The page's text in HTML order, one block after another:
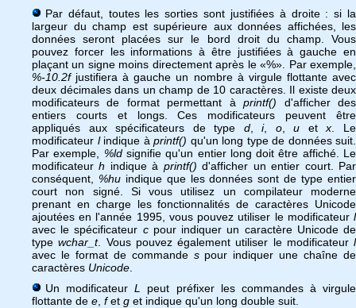
Par défaut, toutes les sorties sont justifiées à droite : si la
largeur du champ est supérieure aux données affichées, les
données seront placées sur le bord droit du champ. Vous
pouvez forcer les informations à être justifiées à gauche en
plaçant un signe moins directement après le «%». Par exemple,
%-10.2fjustifiera à gauche un nombre à virgule flottante avec
deux décimales dans un champ de 10 caractères. Il existe deux
modificateurs de format permettant àprintf() d'afficher des
entiers courts et longs. Ces modificateurs peuvent être
appliqués aux spécificateurs de type d,i, o,u etx . Le
modificateur lindique à printf() qu'un long type de données suit.
Par exemple, %ldsignifie qu'un entier long doit être affiché. Le
modificateurh indique à printf() d'afficher un entier court. Par
conséquent, %huindique que les données sont de type entier
court non signé. Si vous utilisez un compilateur moderne
prenant en charge les fonctionnalités de caractères Unicode
ajoutées en l'année 1995, vous pouvez utiliser le modificateur l
avec le spécificateur cpour indiquer un caractère Unicode de
typewchar_t. Vous pouvez également utiliser le modificateur l
avec le format de commande spour indiquer une chaîne de
caractères Unicode
Un modificateurL
peut préfixer les commandes à virgule
flottante de e fet g et indique qu'un long double suit.